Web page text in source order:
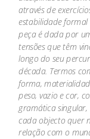
através de
estabilidade formal
peça é dada por
tensões que têm
longo do seu
década. Termos
forma,
peso, vazio e cor,
gramática
cada objecto quer
relação com o